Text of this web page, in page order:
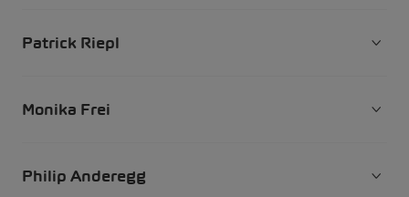
Patrick Riepl
Monika Frei
Philip Anderegg